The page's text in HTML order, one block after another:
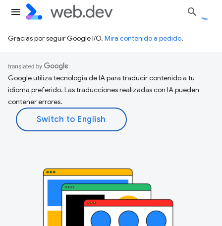
Gracias por seguir Google I/O. Mira contenido a pedido.
Google utiliza tecnología de IA para traducir contenido a tu
idioma preferido. Las traducciones realizadas con IA pueden
contener errores.